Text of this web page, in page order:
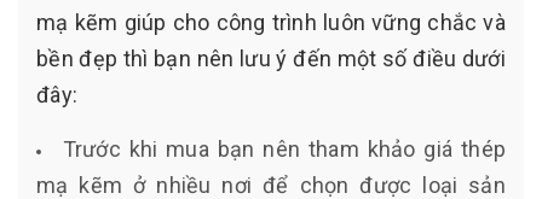
mạ kẽm giúp cho công trình luôn vững chắc và
bền đẹp thì bạn nên lưu ý đến một số điều dưới
đây:
Trước khi mua bạn nên tham khảo giá thép
mạ kẽm ở nhiều nơi để chọn được loại sản